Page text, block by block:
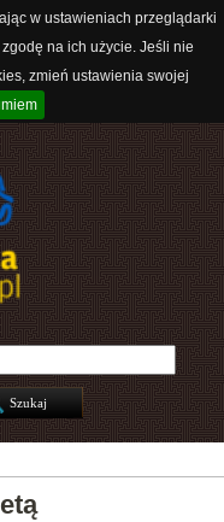
w ustawieniach przeglądarki
na ich użycie. Jeśli nie
zmień ustawienia swojej